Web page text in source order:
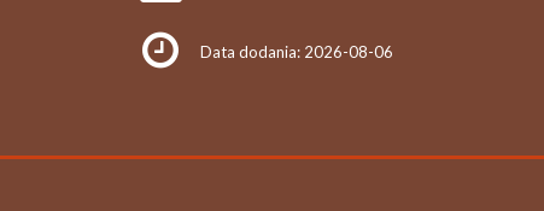
Data dodania: 2026-08-06